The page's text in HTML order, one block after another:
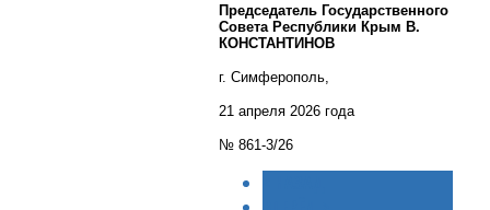
Председатель Государственного
Совета Республики Крым В.
КОНСТАНТИНОВ
г. Симферополь,
21 апреля 2026 года
№ 861-3/26